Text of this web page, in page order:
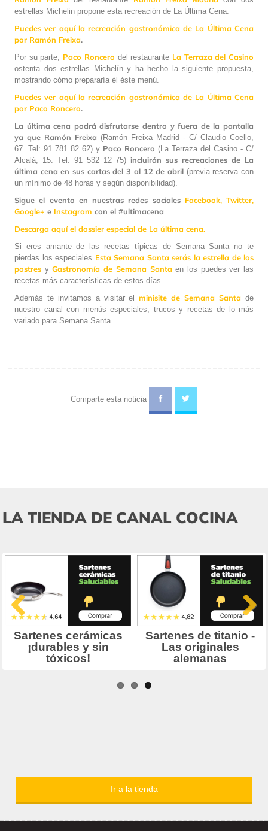
estrellas Michelin propone esta recreación de La Última Cena.
Puedes ver aquí la recreación gastronómica de La Última Cena
por Ramón Freixa.
Por su parte, Paco Roncero del restaurante La Terraza del Casino
ostenta dos estrellas Michelín y ha hecho la siguiente propuesta,
mostrando cómo prepararía él éste menú.
Puedes ver aquí la recreación gastronómica de La Última Cena
por Paco Roncero.
La última cena podrá disfrutarse dentro y fuera de la pantalla
ya que Ramón Freixa (Ramón Freixa Madrid - C/ Claudio Coello,
67. Tel: 91 781 82 62) y Paco Roncero (La Terraza del Casino - C/
Alcalá, 15. Tel: 91 532 12 75) incluirán sus recreaciones de La
última cena en sus cartas del 3 al 12 de abril(previa reserva con
un mínimo de 48 horas y según disponibilidad).
Sigue el evento en nuestras redes sociales Facebook, Twitter,
Google+ e Instagram con el #ultimacena
Descarga aquí el dossier especial de La última cena.
Si eres amante de las recetas típicas de Semana Santa no te
pierdas los especiales Esta Semana Santa serás la estrella de los
postres y Gastronomía de Semana Santa en los puedes ver las
recetas más características de estos días.
Además te invitamos a visitar elminisite de Semana Santa de
nuestro canal con menús especiales, trucos y recetas de lo más
variado para Semana Santa.
Comparte esta noticia
LA TIENDA DE CANAL COCINA
Ir a la tienda